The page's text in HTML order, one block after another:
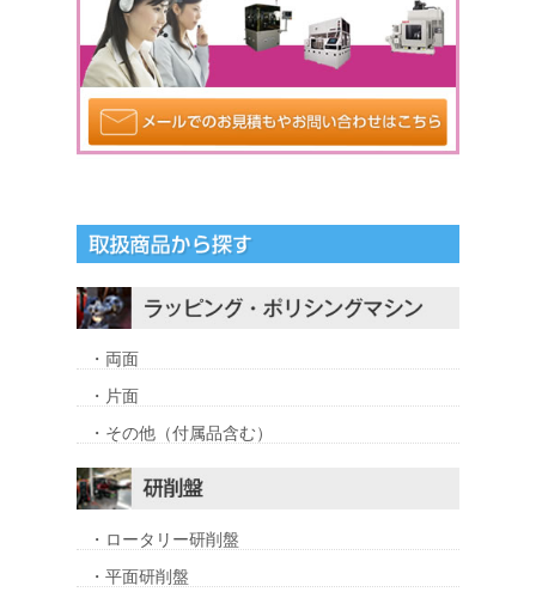
・両面
・片面
・その他（付属品含む）
・ロータリー研削盤
・平面研削盤